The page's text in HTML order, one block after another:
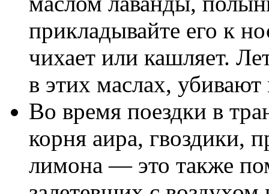
прикладывайте его к
чихает или кашляет.
в этих маслах,
Во время поездки в
корня аира, гвоздики,
лимона — это также